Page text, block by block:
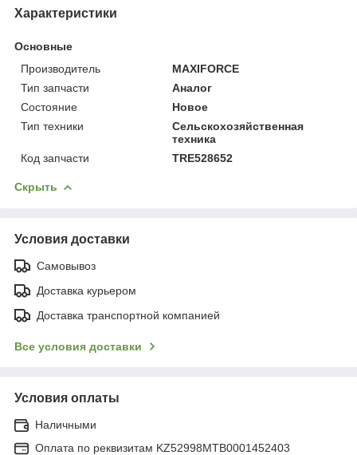
Характеристики
Основные
Производитель
MAXIFORCE
Тип запчасти
Аналог
Состояние
Новое
Тип техники
Сельскохозяйственная
техника
Код запчасти
TRE528652
Скрыть
Условия доставки
Самовывоз
Доставка курьером
Доставка транспортной компанией
Все условия доставки
Условия оплаты
Наличными
Оплата по реквизитам KZ52998MTB0001452403